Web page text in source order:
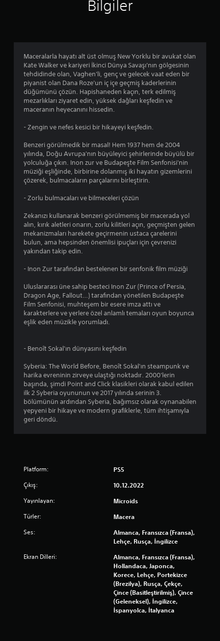
4
.
ı
l
d
z
Bilgiler
Maceralarla hayatı alt üst olmuş New Yorklu bir avukat olan
Kate Walker ve kariyeri İkinci Dünya Savaşı'nın gölgesinin
tehdidinde olan, Vaghen'li, genç ve gelecek vaat eden bir
piyanist olan Dana Roze'un iç içe geçmiş kaderlerinin
düğümünü çözün. Hapishaneden kaçın, terk edilmiş
mezarlıkları ziyaret edin, yüksek dağları keşfedin ve
maceranın heyecanını hissedin.
- Zengin ve nefes kesici bir hikayeyi keşfedin.
Benzeri görülmedik bir masal! Hem 1937 hem de 2004
yılında, Doğu Avrupa'nın büyüleyici şehirlerinde büyülü bir
yolculuğa çıkın. Inon zur ve Budapeşte Film Senfonisi'nin
müziği eşliğinde, birbirine dolanmış iki hayatın gizemlerini
çözerek, bulmacaların parçalarını birleştirin.
- Zorlu bulmacaları ve bilmeceleri çözün
Zekanızı kullanarak benzeri görülmemiş bir macerada yol
alın, kırık aletleri onarın, zorlu kilitleri açın, geçmişten gelen
mekanizmaları harekete geçirmenin ustaca çarelerini
bulun, ama hepsinden önemlisi ipuçları için çevrenizi
yakından takip edin.
- Inon Zur tarafından bestelenen bir senfonik film müziği
Uluslararası üne sahip besteci Inon Zur (Prince of Persia,
Dragon Age, Fallout…) tarafından yönetilen Budapeşte
Film Senfonisi, muhteşem bir esere imza attı ve
karakterlere ve yerlere özel anlamlı temaları oyun boyunca
eşlik eden müzikle yorumladı.
- Benoît Sokal'ın dünyasını keşfedin
Syberia: The World Before, Benoît Sokal'ın steampunk ve
harika evreninin zirveye ulaştığı noktadır. 2000'lerin
başında, şimdi Point and Click klasikleri olarak kabul edilen
ilk 2 Syberia oyununun ve 2017 yılında serinin 3.
bölümünün ardından Syberia, bağımsız olarak oynanabilen
yepyeni bir hikaye ve modern grafiklerle, tüm ihtişamıyla
geri döndü.
Platform: PS5
Çıkış: 10.12.2022
Yayınlayan: Microids
Türler: Macera
Ses:
Almanca, Fransızca (Fransa),
Lehçe, Rusça, İngilizce
Ekran Dilleri:
Almanca, Fransızca (Fransa),
Hollandaca, Japonca,
Korece, Lehçe, Portekizce
(Brezilya), Rusça, Çekçe,
Çince (Basitleştirilmiş), Çince
(Geleneksel), İngilizce,
İspanyolca, İtalyanca